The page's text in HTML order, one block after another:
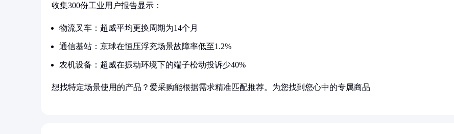
收集300份工业用户报告显示：
物流叉车：超威平均更换周期为14个月
通信基站：京球在恒压浮充场景故障率低至1.2%
农机设备：超威在振动环境下的端子松动投诉少40%
想找特定场景使用的产品？爱采购能根据需求精准匹配推荐。为您找到您心中的专属商品